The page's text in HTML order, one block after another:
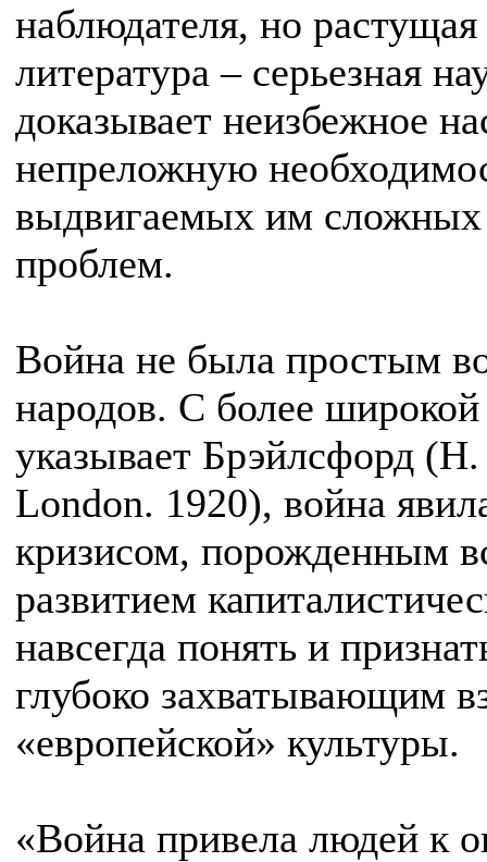
наблюдателя, но
литература – серьезная
доказывает неизбежное
непреложную
выдвигаемых им
проблем.
Война не была простым
народов. С более широкой
указывает Брэйлсфорд
London. 1920), война
кризисом, порожденным
развитием
навсегда понять и
глубоко захватывающим
«европейской» культуры.
«Война привела людей к